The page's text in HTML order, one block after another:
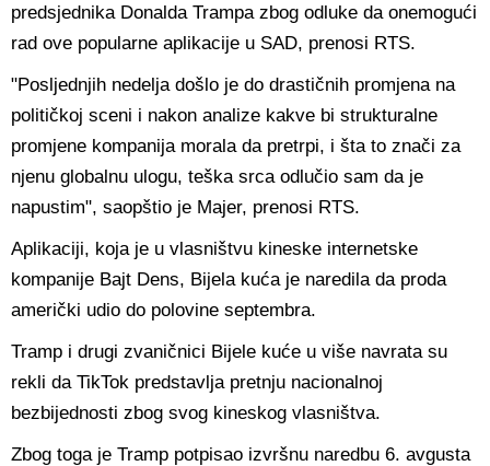
predsjednika Donalda Trampa zbog odluke da onemogući
rad ove popularne aplikacije u SAD, prenosi RTS.
"Posljednjih nedelja došlo je do drastičnih promjena na
političkoj sceni i nakon analize kakve bi strukturalne
promjene kompanija morala da pretrpi, i šta to znači za
njenu globalnu ulogu, teška srca odlučio sam da je
napustim", saopštio je Majer, prenosi RTS.
Aplikaciji, koja je u vlasništvu kineske internetske
kompanije Bajt Dens, Bijela kuća je naredila da proda
američki udio do polovine septembra.
Tramp i drugi zvaničnici Bijele kuće u više navrata su
rekli da TikTok predstavlja pretnju nacionalnoj
bezbijednosti zbog svog kineskog vlasništva.
Zbog toga je Tramp potpisao izvršnu naredbu 6. avgusta